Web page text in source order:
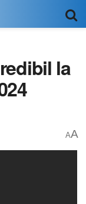
la
AA